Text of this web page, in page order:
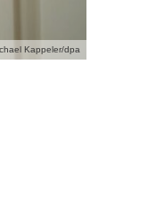
Kappeler/dpa